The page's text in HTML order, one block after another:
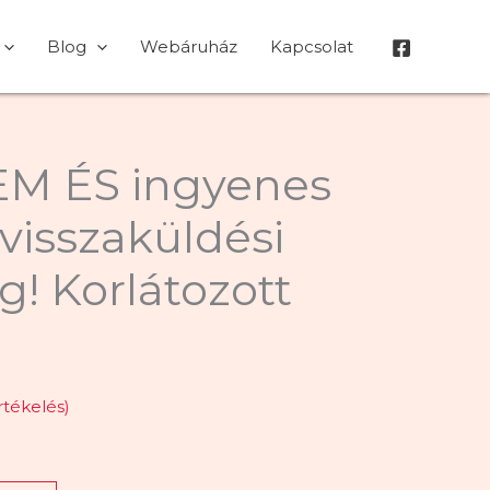
Blog Webáruház Kapcsolat
ÉS ingyenes
Korlátozott